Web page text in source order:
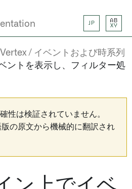
JP
AB
XY
Vertex
イベントおよび時系列
ントを表示し、フィルター処
性は検証されていません。
の原文から機械的に翻訳され